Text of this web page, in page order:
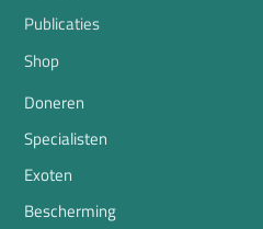
Publicaties
Shop
Doneren
Specialisten
Exoten
Bescherming